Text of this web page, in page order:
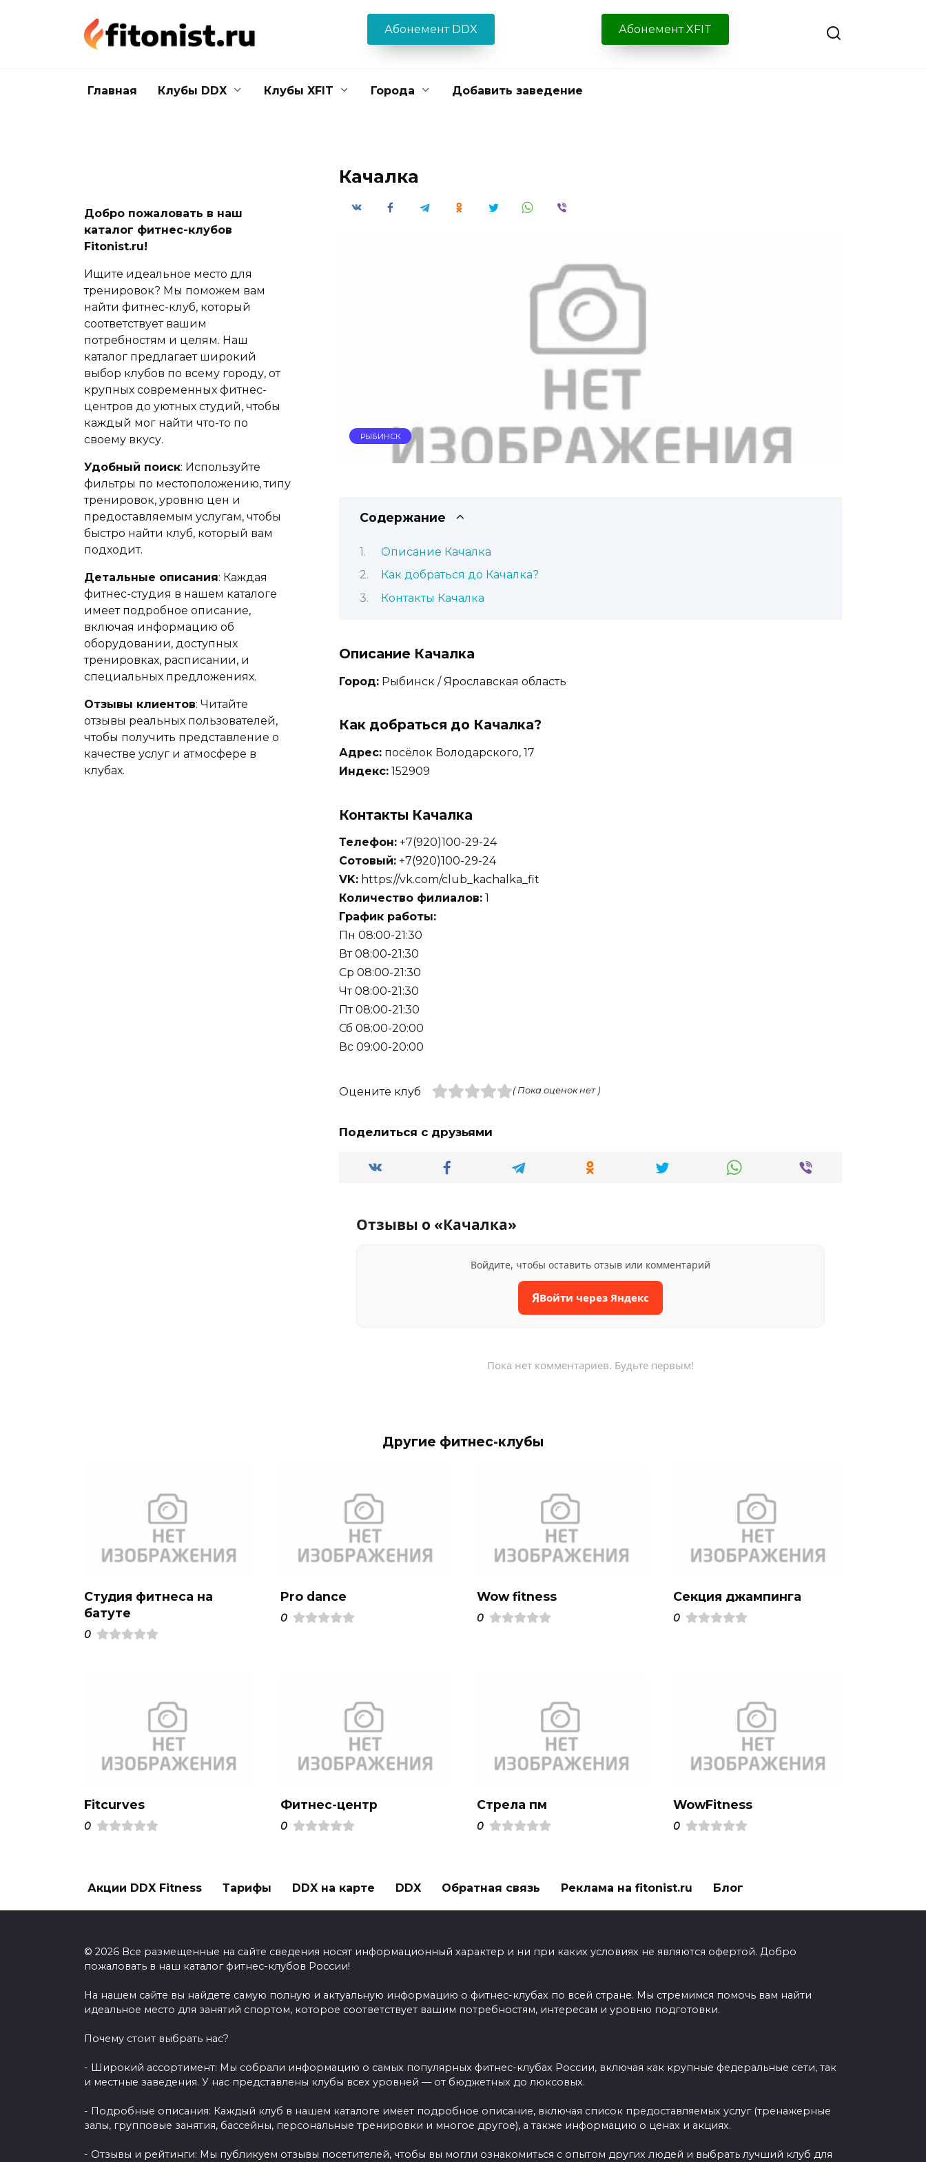
Абонемент DDX Абонемент XFIT
Главная Клубы DDX Клубы XFIT Города Добавить заведение
Качалка
РЫБИНСК
Содержание
Описание Качалка
Как добраться до Качалка?
Контакты Качалка
Описание Качалка
Город: Рыбинск / Ярославская область
Как добраться до Качалка?
Адрес: посёлок Володарского, 17
Индекс: 152909
Контакты Качалка
Телефон: +7(920)100-29-24
Сотовый: +7(920)100-29-24
VK: https://vk.com/club_kachalka_fit
Количество филиалов: 1
График работы:
Пн 08:00-21:30
Вт 08:00-21:30
Ср 08:00-21:30
Чт 08:00-21:30
Пт 08:00-21:30
Сб 08:00-20:00
Вс 09:00-20:00
Оцените клуб ( Пока оценок нет )
Поделиться с друзьями
Отзывы о «Качалка»
Войдите, чтобы оставить отзыв или комментарий
ЯВойти через Яндекс
Пока нет комментариев. Будьте первым!
Добро пожаловать в наш
каталог фитнес-клубов
Fitonist.ru!
Ищите идеальное место для
тренировок? Мы поможем вам
найти фитнес-клуб, который
соответствует вашим
потребностям и целям. Наш
каталог предлагает широкий
выбор клубов по всему городу, от
крупных современных фитнес-
центров до уютных студий, чтобы
каждый мог найти что-то по
своему вкусу.
Удобный поиск: Используйте
фильтры по местоположению, типу
тренировок, уровню цен и
предоставляемым услугам, чтобы
быстро найти клуб, который вам
подходит.
Детальные описания: Каждая
фитнес-студия в нашем каталоге
имеет подробное описание,
включая информацию об
оборудовании, доступных
тренировках, расписании, и
специальных предложениях.
Отзывы клиентов: Читайте
отзывы реальных пользователей,
чтобы получить представление о
качестве услуг и атмосфере в
клубах.
Другие фитнес-клубы
Студия фитнеса на
батуте
0
Pro dance
0
Wow fitness
0
Секция джампинга
0
Fitcurves
0
Фитнес-центр
0
Стрела пм
0
WowFitness
0
Акции DDX Fitness Тарифы DDX на карте DDX Обратная связь Реклама на fitonist.ru Блог
© 2026 Все размещенные на сайте сведения носят информационный характер и ни при каких условиях не являются офертой. Добро
пожаловать в наш каталог фитнес-клубов России!
На нашем сайте вы найдете самую полную и актуальную информацию о фитнес-клубах по всей стране. Мы стремимся помочь вам найти
идеальное место для занятий спортом, которое соответствует вашим потребностям, интересам и уровню подготовки.
Почему стоит выбрать нас?
- Широкий ассортимент: Мы собрали информацию о самых популярных фитнес-клубах России, включая как крупные федеральные сети, так
и местные заведения. У нас представлены клубы всех уровней — от бюджетных до люксовых.
- Подробные описания: Каждый клуб в нашем каталоге имеет подробное описание, включая список предоставляемых услуг (тренажерные
залы, групповые занятия, бассейны, персональные тренировки и многое другое), а также информацию о ценах и акциях.
- Отзывы и рейтинги: Мы публикуем отзывы посетителей, чтобы вы могли ознакомиться с опытом других людей и выбрать лучший клуб для